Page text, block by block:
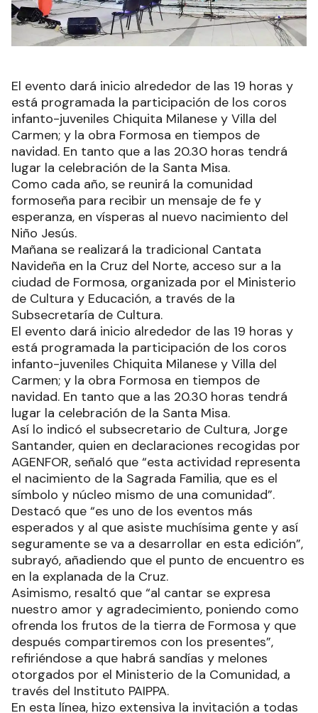
El evento dará inicio alrededor de las 19 horas y
está programada la participación de los coros
infanto-juveniles Chiquita Milanese y Villa del
Carmen; y la obra Formosa en tiempos de
navidad. En tanto que a las 20.30 horas tendrá
lugar la celebración de la Santa Misa.
Como cada año, se reunirá la comunidad
formoseña para recibir un mensaje de fe y
esperanza, en vísperas al nuevo nacimiento del
Niño Jesús.
Mañana se realizará la tradicional Cantata
Navideña en la Cruz del Norte, acceso sur a la
ciudad de Formosa, organizada por el Ministerio
de Cultura y Educación, a través de la
Subsecretaría de Cultura.
El evento dará inicio alrededor de las 19 horas y
está programada la participación de los coros
infanto-juveniles Chiquita Milanese y Villa del
Carmen; y la obra Formosa en tiempos de
navidad. En tanto que a las 20.30 horas tendrá
lugar la celebración de la Santa Misa.
Así lo indicó el subsecretario de Cultura, Jorge
Santander, quien en declaraciones recogidas por
AGENFOR, señaló que “esta actividad representa
el nacimiento de la Sagrada Familia, que es el
símbolo y núcleo mismo de una comunidad”.
Destacó que “es uno de los eventos más
esperados y al que asiste muchísima gente y así
seguramente se va a desarrollar en esta edición”,
subrayó, añadiendo que el punto de encuentro es
en la explanada de la Cruz.
Asimismo, resaltó que “al cantar se expresa
nuestro amor y agradecimiento, poniendo como
ofrenda los frutos de la tierra de Formosa y que
después compartiremos con los presentes”,
refiriéndose a que habrá sandías y melones
otorgados por el Ministerio de la Comunidad, a
través del Instituto PAIPPA.
En esta línea, hizo extensiva la invitación a todas